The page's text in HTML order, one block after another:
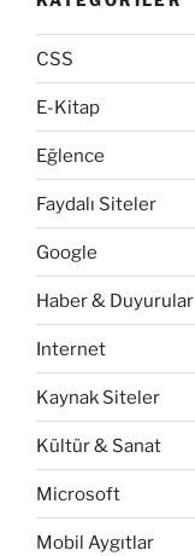
CSS
E-Kitap
Eğlence
Faydalı Siteler
Google
Haber & Duyurular
Internet
Kaynak Siteler
Kültür & Sanat
Microsoft
Mobil Aygıtlar